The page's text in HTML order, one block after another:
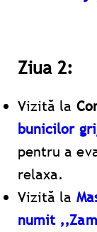
Ziua 2:
Vizită la
bunicilor
pentru a
relaxa.
Vizită la
numit